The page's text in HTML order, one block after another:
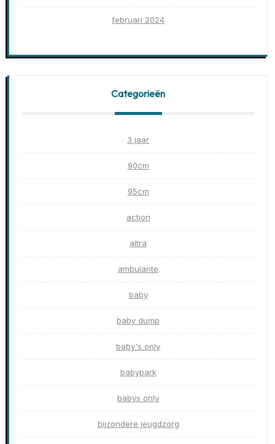
februari 2024
Categorieën
3 jaar
90cm
95cm
action
altra
ambulante
baby
baby dump
baby's only
babypark
babys only
bijzondere jeugdzorg